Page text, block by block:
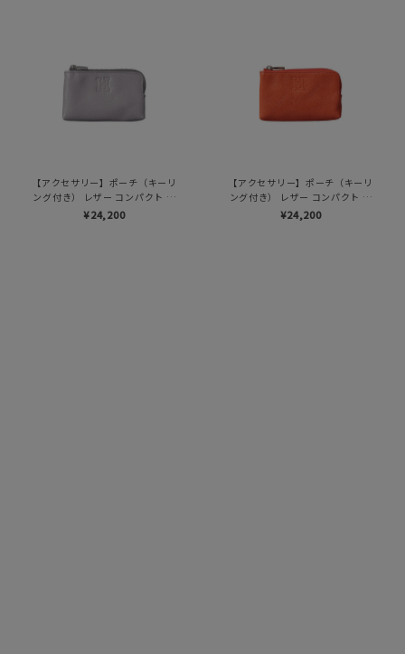
【アクセサリー】ポーチ（キーリ
ング付き） レザー コンパクト カ
ードケース キーケース 本革（商
品番号：P25-50714）
¥24,200
【アクセサリー】ポーチ（キーリ
ング付き） レザー コンパクト カ
ードケース キーケース 本革（商
品番号：P25-50714）
¥24,200